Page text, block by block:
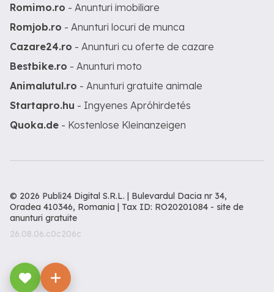
Romimo.ro - Anunturi imobiliare
Romjob.ro - Anunturi locuri de munca
Cazare24.ro - Anunturi cu oferte de cazare
Bestbike.ro - Anunturi moto
Animalutul.ro - Anunturi gratuite animale
Startapro.hu - Ingyenes Apróhirdetés
Quoka.de - Kostenlose Kleinanzeigen
© 2026 Publi24 Digital S.R.L. | Bulevardul Dacia nr 34,
Oradea 410346, Romania | Tax ID: RO20201084 - site de
anunturi gratuite
26.08.06.c0c206c